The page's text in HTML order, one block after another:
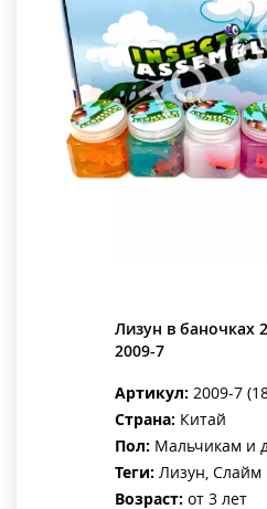
Лизун в баночках
2009-7
Артикул: 2009-7
Страна: Китай
Пол: Мальчикам и
Теги: Лизун, Слайм
Возраст: от 3 лет